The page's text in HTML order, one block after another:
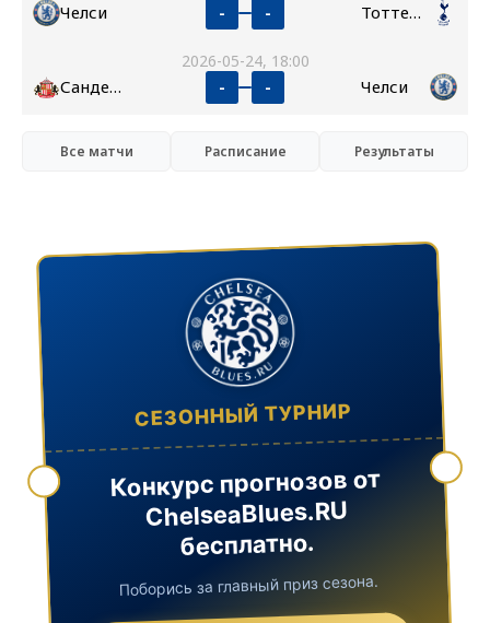
Челси - - Тоттенхэм
2026-05-24, 18:00
Сандерленд - - Челси
Все матчи Расписание Результаты
СЕЗОННЫЙ ТУРНИР
Конкурс прогнозов от
ChelseaBlues.RU
бесплатно.
Поборись за главный приз сезона.